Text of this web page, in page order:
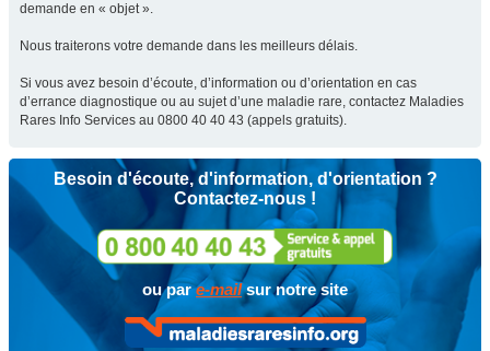
demande en « objet ».
Nous traiterons votre demande dans les meilleurs délais.
Si vous avez besoin d’écoute, d’information ou d’orientation en cas
d’errance diagnostique ou au sujet d’une maladie rare, contactez Maladies
Rares Info Services au 0800 40 40 43 (appels gratuits).
Besoin d'écoute, d'information, d'orientation ?
Contactez-nous !
ou pare-mailsur notre site